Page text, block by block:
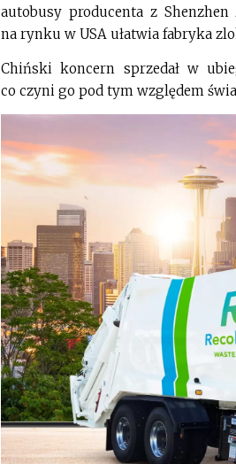
autobusy producenta z Shenzhen
na rynku w USA ułatwia fabryka
Chiński koncern sprzedał w
co czyni go pod tym względem